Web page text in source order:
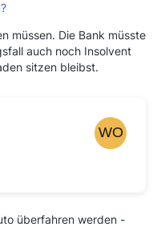
müssen. Die Bank müsste
auch noch Insolvent
sitzen bleibst.
überfahren werden -